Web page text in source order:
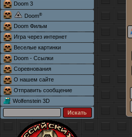
Doom 3
Doom®
Doom Фильм
Игра через интернет
Веселые картинки
Doom - Ссылки
Соревнования
О нашем сайте
Отправить сообщение
Wolfenstein 3D